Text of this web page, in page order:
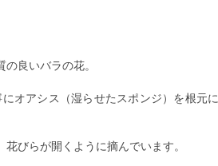
良いバラの花。
オアシス（湿らせたスポンジ）を根元に
びらが開くように摘んでいます。